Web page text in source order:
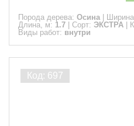
Порода дерева: Осина
Длина, м: 1.7 Сорт: ЭКСТРА
Виды работ: внутри